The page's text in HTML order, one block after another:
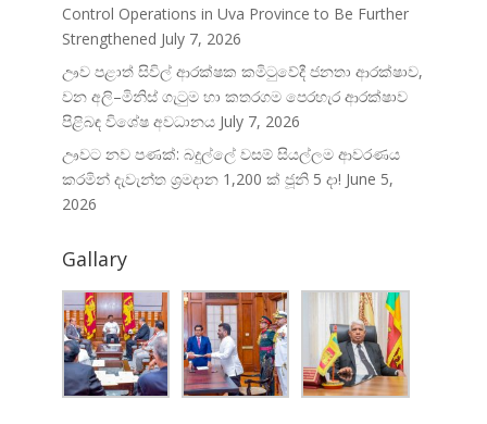
Control Operations in Uva Province to Be Further
Strengthened July 7, 2026
ඌව පළාත් සිවිල් ආරක්ෂක කමිටුවේදී ජනතා ආරක්ෂාව,
වන අලි–මිනිස් ගැටුම හා කතරගම පෙරහැර ආරක්ෂාව
පිළිබඳ විශේෂ අවධානය July 7, 2026
ඌවට නව පණක්: බදුල්ලේ වසම් සියල්ලම ආවරණය
කරමින් දැවැන්ත ශ්‍රමදාන 1,200 ක් ජූනි 5 දා! June 5,
2026
Gallary